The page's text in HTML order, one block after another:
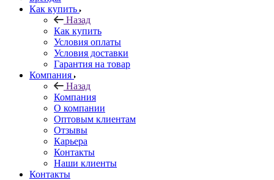
Как купить
Назад
Как купить
Условия оплаты
Условия доставки
Гарантия на товар
Компания
Назад
Компания
О компании
Оптовым клиентам
Отзывы
Карьера
Контакты
Наши клиенты
Контакты